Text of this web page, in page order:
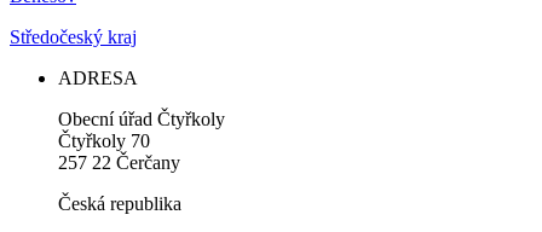
Středočeský kraj
ADRESA
Obecní úřad Čtyřkoly
Čtyřkoly 70
257 22 Čerčany
Česká republika